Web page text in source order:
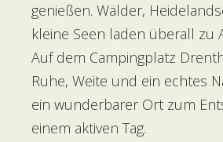
genießen. Wälder,
kleine Seen laden überall zu
Auf dem Campingplatz
Ruhe, Weite und ein echtes
ein wunderbarer Ort zum
einem aktiven Tag.